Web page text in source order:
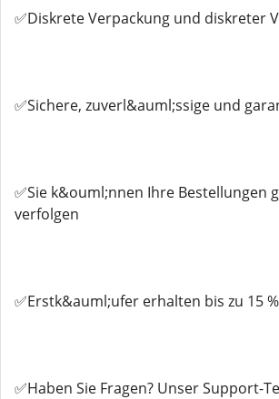
✅Diskrete Verpackung und diskreter
✅Sichere, zuverl&auml;ssige und
✅Sie k&ouml;nnen Ihre Bestellungen
verfolgen
✅Erstk&auml;ufer erhalten bis zu 15
✅Haben Sie Fragen? Unser Support-